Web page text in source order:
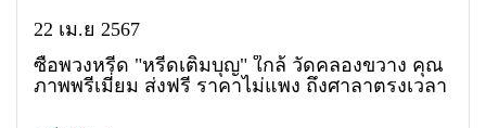
22 เม.ย 2567
ซื้อพวงหรีด "หรีดเติมบุญ" ใกล้ วัดคลองขวาง คุณ
ภาพพรีเมี่ยม ส่งฟรี ราคาไม่แพง ถึงศาลาตรงเวลา